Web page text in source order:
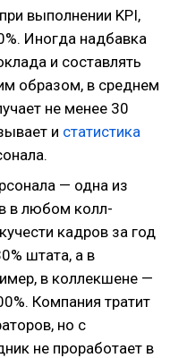
выполнении KPI,
Иногда надбавка
и составлять
образом, в среднем
не менее 30
и статистика
— одна из
в любом колл-
кадров за год
штата, а в
в коллекшене —
Компания тратит
но с
не проработает в